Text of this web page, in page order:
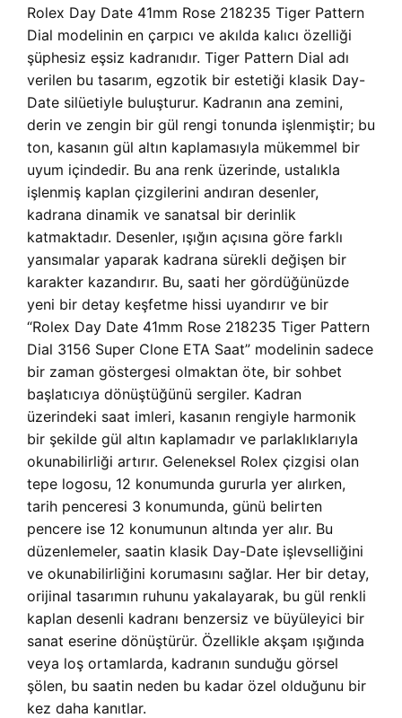
Rolex Day Date 41mm Rose 218235 Tiger Pattern
Dial modelinin en çarpıcı ve akılda kalıcı özelliği
şüphesiz eşsiz kadranıdır. Tiger Pattern Dial adı
verilen bu tasarım, egzotik bir estetiği klasik Day-
Date silüetiyle buluşturur. Kadranın ana zemini,
derin ve zengin bir gül rengi tonunda işlenmiştir; bu
ton, kasanın gül altın kaplamasıyla mükemmel bir
uyum içindedir. Bu ana renk üzerinde, ustalıkla
işlenmiş kaplan çizgilerini andıran desenler,
kadrana dinamik ve sanatsal bir derinlik
katmaktadır. Desenler, ışığın açısına göre farklı
yansımalar yaparak kadrana sürekli değişen bir
karakter kazandırır. Bu, saati her gördüğünüzde
yeni bir detay keşfetme hissi uyandırır ve bir
“Rolex Day Date 41mm Rose 218235 Tiger Pattern
Dial 3156 Super Clone ETA Saat” modelinin sadece
bir zaman göstergesi olmaktan öte, bir sohbet
başlatıcıya dönüştüğünü sergiler. Kadran
üzerindeki saat imleri, kasanın rengiyle harmonik
bir şekilde gül altın kaplamadır ve parlaklıklarıyla
okunabilirliği artırır. Geleneksel Rolex çizgisi olan
tepe logosu, 12 konumunda gururla yer alırken,
tarih penceresi 3 konumunda, günü belirten
pencere ise 12 konumunun altında yer alır. Bu
düzenlemeler, saatin klasik Day-Date işlevselliğini
ve okunabilirliğini korumasını sağlar. Her bir detay,
orijinal tasarımın ruhunu yakalayarak, bu gül renkli
kaplan desenli kadranı benzersiz ve büyüleyici bir
sanat eserine dönüştürür. Özellikle akşam ışığında
veya loş ortamlarda, kadranın sunduğu görsel
şölen, bu saatin neden bu kadar özel olduğunu bir
kez daha kanıtlar.